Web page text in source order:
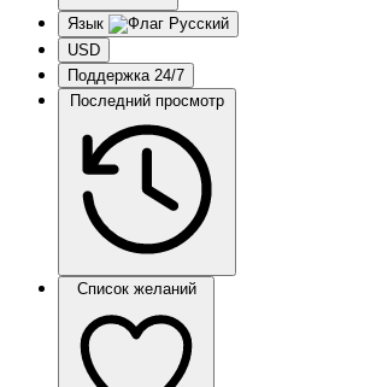
Язык
USD
Поддержка 24/7
Последний просмотр
Список желаний